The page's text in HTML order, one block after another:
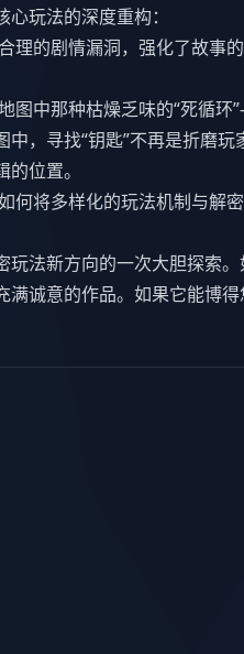
玩法的深度重构：
理的剧情漏洞，强化了故事的
图中那种枯燥乏味的“死循
，寻找“钥匙”不再是折磨玩
位置。
何将多样化的玩法机制与解
法新方向的一次大胆探索
诚意的作品。如果它能博